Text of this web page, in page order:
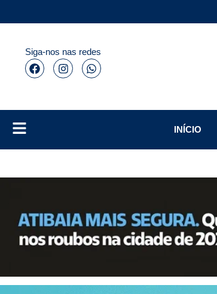
Siga-nos nas redes
INÍCIO